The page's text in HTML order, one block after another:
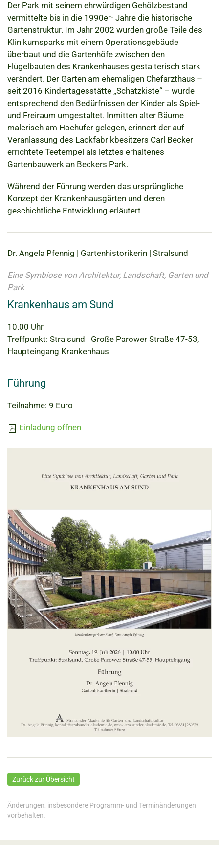
Der Park mit seinem ehrwürdigen Gehölzbestand
vermittelte bis in die 1990er- Jahre die historische
Gartenstruktur. Im Jahr 2002 wurden große Teile des
Klinikumsparks mit einem Operationsgebäude
überbaut und die Gartenhöfe zwischen den
Flügelbauten des Krankenhauses gestalterisch stark
verändert. Der Garten am ehemaligen Chefarzthaus –
seit 2016 Kindertagesstätte „Schatzkiste“ – wurde
entsprechend den Bedürfnissen der Kinder als Spiel-
und Freiraum umgestaltet. Inmitten alter Bäume
malerisch am Hochufer gelegen, erinnert der auf
Veranlassung des Lackfabrikbesitzers Carl Becker
errichtete Teetempel als letztes erhaltenes
Gartenbauwerk an Beckers Park.
Während der Führung werden das ursprüngliche
Konzept der Krankenhausgärten und deren
geschichtliche Entwicklung erläutert.
Dr. Angela Pfennig | Gartenhistorikerin | Stralsund
Eine Symbiose von Architektur, Landschaft, Garten und
Park
Krankenhaus am Sund
10.00 Uhr
Treffpunkt: Stralsund | Große Parower Straße 47-53,
Haupteingang Krankenhaus
Führung
Teilnahme: 9 Euro
Einladung öffnen
Zurück zur Übersicht
Änderungen, insbesondere Programm- und Terminänderungen
vorbehalten.